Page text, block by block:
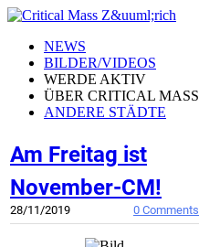
NEWS
BILDER/VIDEOS
WERDE AKTIV
ÜBER CRITICAL MASS
ANDERE STÄDTE
Am Freitag ist
November-CM!
28/11/2019 0 Comments